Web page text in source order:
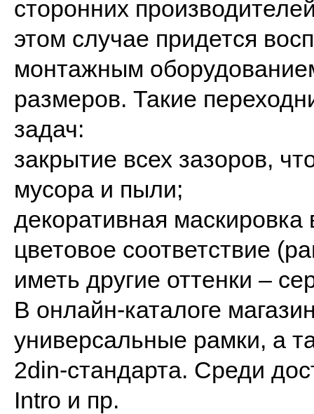
сторонних
этом случае придется
монтажным
размеров. Такие
задач:
закрытие всех зазоров,
мусора и пыли;
декоративная маскировка
цветовое соответствие
иметь другие оттенки –
В онлайн-каталоге
универсальные рамки, а
2din-стандарта. Среди
Intro и пр.